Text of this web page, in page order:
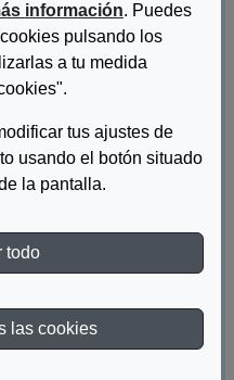
información. Puedes
pulsando los
a tu medida
tus ajustes de
usando el botón situado
la pantalla.
todo
las cookies
es mostrar las vivencias
a través de sus divertidas
ventana)